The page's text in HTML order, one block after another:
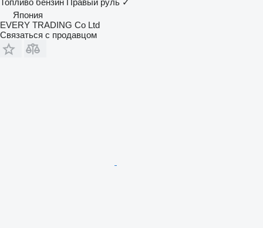
Япония
EVERY TRADING Co Ltd
Связаться с продавцом